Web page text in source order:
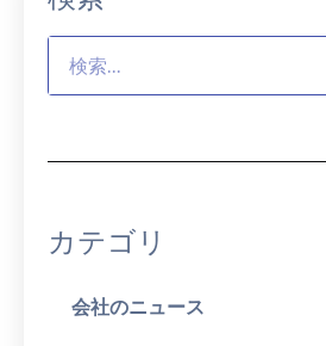
カテゴリ
会社のニュース